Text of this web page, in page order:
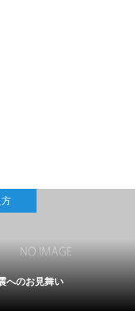
へのお見舞い